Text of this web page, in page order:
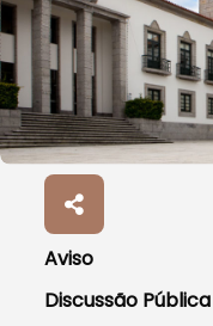
Aviso
Discussão Pública